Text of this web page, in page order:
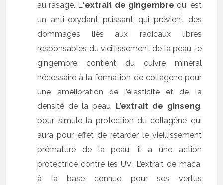
au rasage. L‘extrait de gingembre qui est
un anti-oxydant puissant qui prévient des
dommages liés aux radicaux libres
responsables du vieillissement de la peau, le
gingembre contient du cuivre minéral
nécessaire à la formation de collagène pour
une amélioration de l’élasticité et de la
densité de la peau.
L’extrait de ginseng,
pour simule la protection du collagène qui
aura pour effet de retarder le vieillissement
prématuré de la peau, il a une action
protectrice contre les UV. L’extrait de maca,
à la base connue pour ses vertus